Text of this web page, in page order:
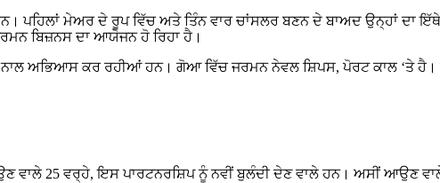
ਪਹਿਲਾਂ ਮੇਅਰ ਦੇ ਰੂਪ ਵਿੱਚ ਅਤੇ ਤਿੰਨ ਵਾਰ ਚਾਂਸਲਰ ਬਣਨ ਦੇ ਬਾਅਦ ਉਨ੍ਹਾਂ ਦਾ
ਬਿਜ਼ਨਸ ਦਾ ਆਯੋਜਨ ਹੋ ਰਿਹਾ ਹੈ।
ਅਭਿਆਸ ਕਰ ਰਹੀਆਂ ਹਨ। ਗੋਆ ਵਿੱਚ ਜਰਮਨ ਨੇਵਲ ਸ਼ਿਪਸ, ਪੋਰਟ ਕਾਲ ‘ਤੇ ਹੈ।
ਵਾਲੇ 25 ਵਰ੍ਹੇ, ਇਸ ਪਾਰਟਨਰਸ਼ਿਪ ਨੂੰ ਨਵੀਂ ਬੁਲੰਦੀ ਦੇਣ ਵਾਲੇ ਹਨ। ਅਸੀਂ ਆਉਣ